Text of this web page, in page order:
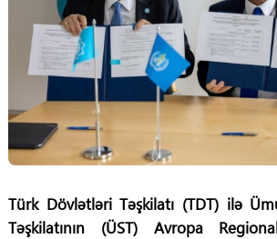
Türk Dövlətləri Təşkilatı (TDT) ilə
Təşkilatının (ÜST) Avropa